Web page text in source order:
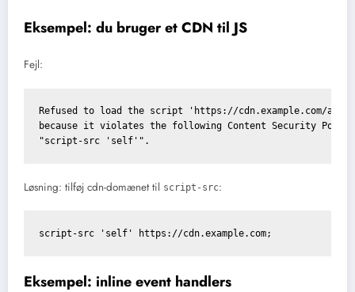
Eksempel: du bruger et CDN til JS
Fejl:
Refused to load the script 'https://cdn.example.com/
because it violates the following Content Security
"script-src 'self'".
Løsning: tilføj cdn-domænet til script-src:
script-src 'self' https://cdn.example.com;
Eksempel: inline event handlers